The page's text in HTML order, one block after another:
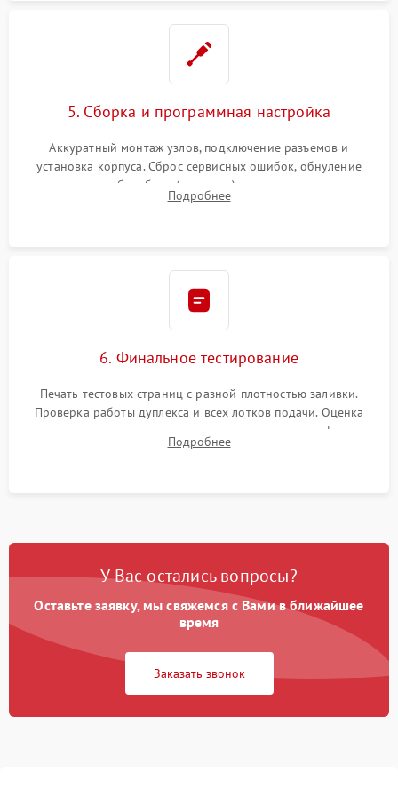
5. Сборка и программная настройка
Аккуратный монтаж узлов, подключение разъемов и
установка корпуса. Сброс сервисных ошибок, обнуление
счетчиков абсорбера (памперса) или узла переноса,
обновление прошивки и программная калибровка аппарата.
Подробнее
6. Финальное тестирование
Печать тестовых страниц с разной плотностью заливки.
Проверка работы дуплекса и всех лотков подачи. Оценка
качества запекания тонера и полное отсутствие дефектов
изображения перед выдачей готового устройства.
Подробнее
У Вас остались вопросы?
Оставьте заявку, мы свяжемся с Вами в ближайшее
время
Заказать звонок